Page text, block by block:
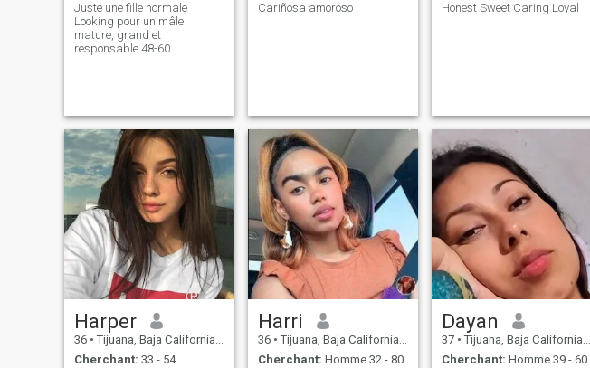
Juste une fille normale
Looking pour un mâle
mature, grand et
responsable 48-60.
Cariñosa amoroso
Honest Sweet Caring Loyal
Harper
36 • Tijuana, Baja California, Mexique
Cherchant: 33 - 54
Harri
36 • Tijuana, Baja California, Mexique
Cherchant: Homme 32 - 80
Dayan
37 • Tijuana, Baja California, Mexique
Cherchant: Homme 39 - 60